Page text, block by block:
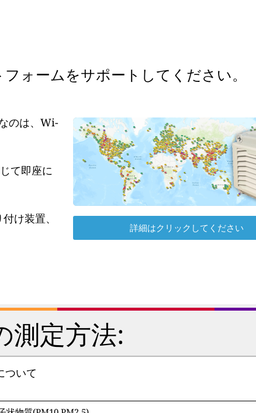
ォームをサポートしてください。
のは、Wi-
て即座に
け装置、
詳細はクリックしてください
測定方法:
ついて